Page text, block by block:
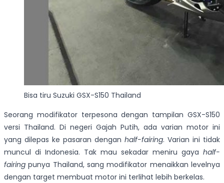
Bisa tiru Suzuki GSX-S150 Thailand
Seorang modifikator terpesona dengan tampilan GSX-S150
versi Thailand. Di negeri Gajah Putih, ada varian motor ini
yang dilepas ke pasaran dengan half-fairing. Varian ini tidak
muncul di Indonesia. Tak mau sekadar meniru gaya half-
fairing punya Thailand, sang modifikator menaikkan levelnya
dengan target membuat motor ini terlihat lebih berkelas.